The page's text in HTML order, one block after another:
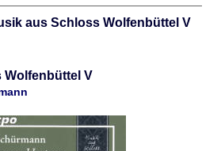
aus Schloss Wolfenbüttel V
Wolfenbüttel V